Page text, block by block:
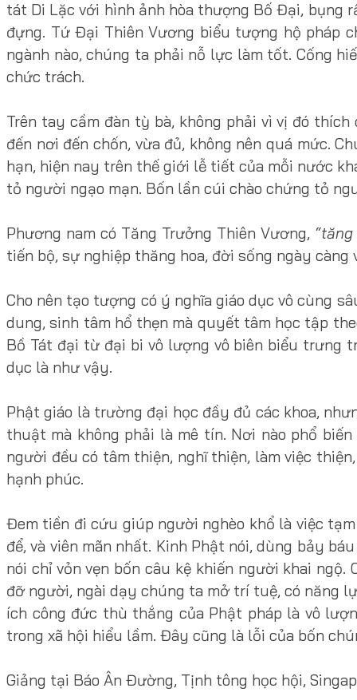
tát Di Lặc với hình ảnh hòa thượng Bố Đại, bụng
đựng. Tứ Đại Thiên Vương biểu tượng hộ pháp
ngành nào, chúng ta phải nỗ lực làm tốt. Cống
chức trách.
Trên tay cầm đàn tỳ bà, không phải vì vị đó
đến nơi đến chốn, vừa đủ, không nên quá mức.
hạn, hiện nay trên thế giới lễ tiết của mỗi nước
tỏ người ngạo mạn. Bốn lần cúi chào chứng tỏ
Phương nam có Tăng Trưởng Thiên Vương,
tiến bộ, sự nghiệp thăng hoa, đời sống ngày càng
Cho nên tạo tượng có ý nghĩa giáo dục vô cùng
dung, sinh tâm hổ thẹn mà quyết tâm học tập
Bồ Tát đại từ đại bi vô lượng vô biên biểu trưng
dục là như vậy.
Phật giáo là trường đại học đầy đủ các khoa,
thuật mà không phải là mê tín. Nơi nào phổ
người đều có tâm thiện, nghĩ thiện, làm việc
hạnh phúc.
Đem tiền đi cứu giúp người nghèo khổ là việc
để, và viên mãn nhất. Kinh Phật nói, dùng bảy
nói chỉ vỏn vẹn bốn câu kệ khiến người khai
đỡ người, ngài dạy chúng ta mở trí tuệ, có năng
ích công đức thù thắng của Phật pháp là vô
trong xã hội hiểu lầm. Đây cũng là lỗi của bốn
Giảng tại Báo Ân Đường, Tịnh tông học hội,